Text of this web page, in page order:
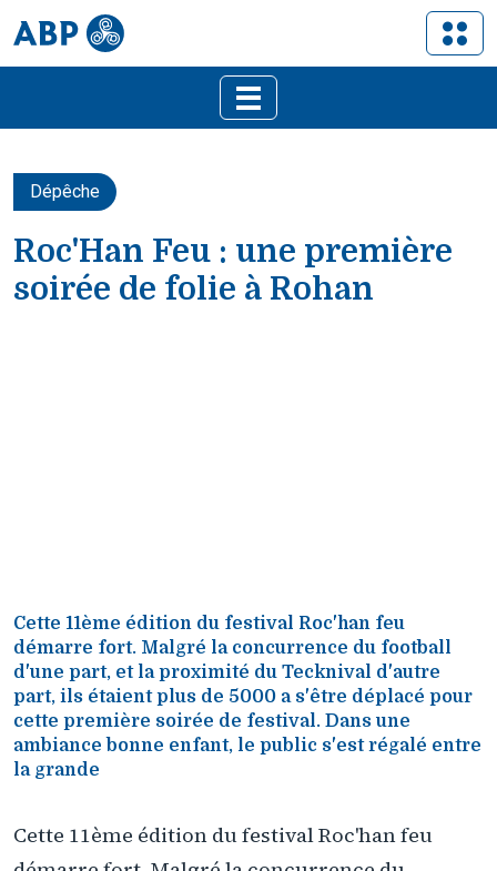
Dépêche
Roc'Han Feu : une première
soirée de folie à Rohan
Cette 11ème édition du festival Roc'han feu
démarre fort. Malgré la concurrence du football
d'une part, et la proximité du Tecknival d'autre
part, ils étaient plus de 5000 a s'être déplacé pour
cette première soirée de festival. Dans une
ambiance bonne enfant, le public s'est régalé entre
la grande
Cette 11ème édition du festival Roc'han feu